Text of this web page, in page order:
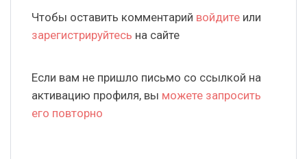
Чтобы оставить комментарий войдите или
зарегистрируйтесь на сайте
Если вам не пришло письмо со ссылкой на
активацию профиля, вы можете запросить
его повторно